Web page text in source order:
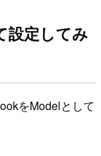
定してみ
をModelとして